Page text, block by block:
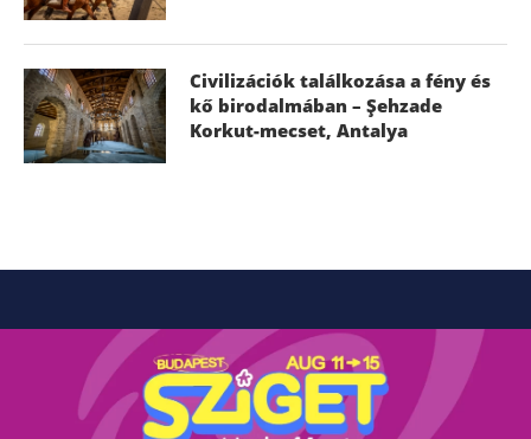
Civilizációk találkozása a fény és
kő birodalmában – Şehzade
Korkut-mecset, Antalya